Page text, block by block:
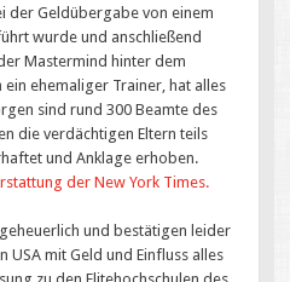
der Geldübergabe von einem
wurde und anschließend
Mastermind hinter dem
ehemaliger Trainer, hat alles
sind rund 300 Beamte des
die verdächtigen Eltern teils
und Anklage erhoben.
der New York Times.
und bestätigen leider
USA mit Geld und Einfluss alles